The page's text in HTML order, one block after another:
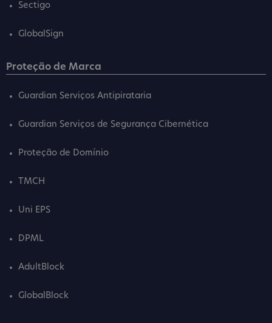
Sectigo
GlobalSign
Proteção de Marca
Guardian Serviços Antipirataria
Guardian Serviços de Segurança Cibernética
Proteção de Domínio
TMCH
Uni EPS
DPML
AdultBlock
GlobalBlock